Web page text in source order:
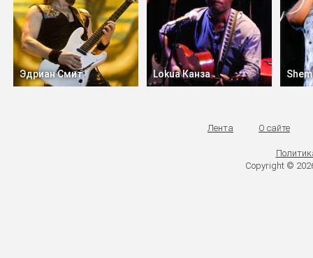
Эдриан Смит Lokua Канза
Лента О сайте
Copyright ©